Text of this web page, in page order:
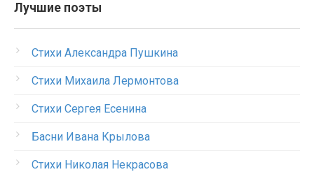
Лучшие поэты
Стихи Александра Пушкина
Стихи Михаила Лермонтова
Стихи Сергея Есенина
Басни Ивана Крылова
Стихи Николая Некрасова